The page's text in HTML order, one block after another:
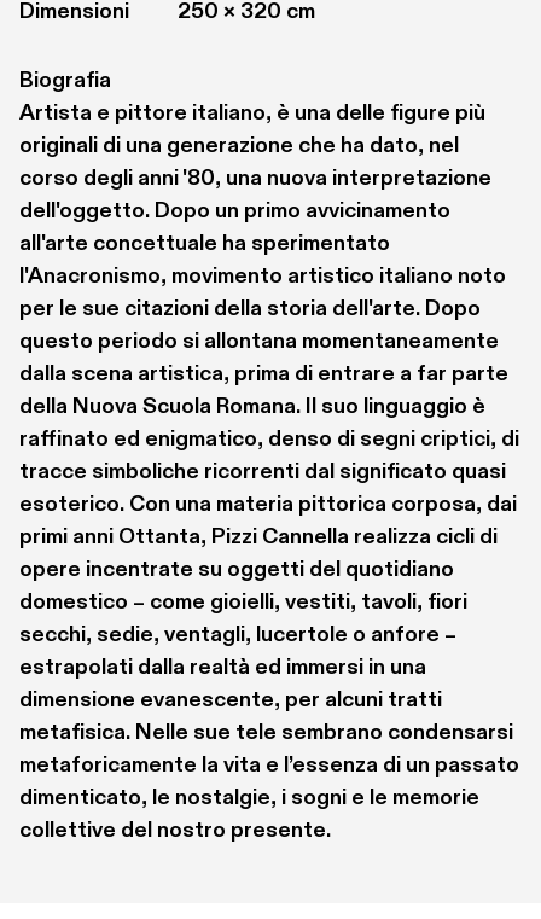
Dimensioni
250 × 320 cm
Biografia
Artista e pittore italiano, è una delle figure più
originali di una generazione che ha dato, nel
corso degli anni '80, una nuova interpretazione
dell'oggetto. Dopo un primo avvicinamento
all'arte concettuale ha sperimentato
l'Anacronismo, movimento artistico italiano noto
per le sue citazioni della storia dell'arte. Dopo
questo periodo si allontana momentaneamente
dalla scena artistica, prima di entrare a far parte
della Nuova Scuola Romana. Il suo linguaggio è
raffinato ed enigmatico, denso di segni criptici, di
tracce simboliche ricorrenti dal significato quasi
esoterico. Con una materia pittorica corposa, dai
primi anni Ottanta, Pizzi Cannella realizza cicli di
opere incentrate su oggetti del quotidiano
domestico – come gioielli, vestiti, tavoli, fiori
secchi, sedie, ventagli, lucertole o anfore –
estrapolati dalla realtà ed immersi in una
dimensione evanescente, per alcuni tratti
metafisica. Nelle sue tele sembrano condensarsi
metaforicamente la vita e l’essenza di un passato
dimenticato, le nostalgie, i sogni e le memorie
collettive del nostro presente.